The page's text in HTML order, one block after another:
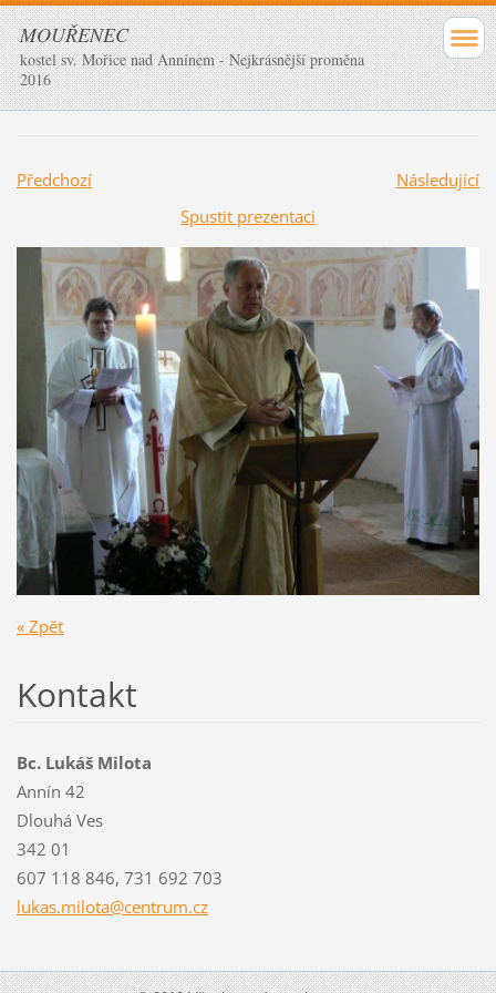
MOUŘENEC
kostel sv. Mořice nad Annínem - Nejkrásnější proměna
2016
Předchozí
Následující
Spustit prezentaci
« Zpět
Kontakt
Bc. Lukáš Milota
Annín 42
Dlouhá Ves
342 01
607 118 846, 731 692 703
lukas.milota@centrum.cz